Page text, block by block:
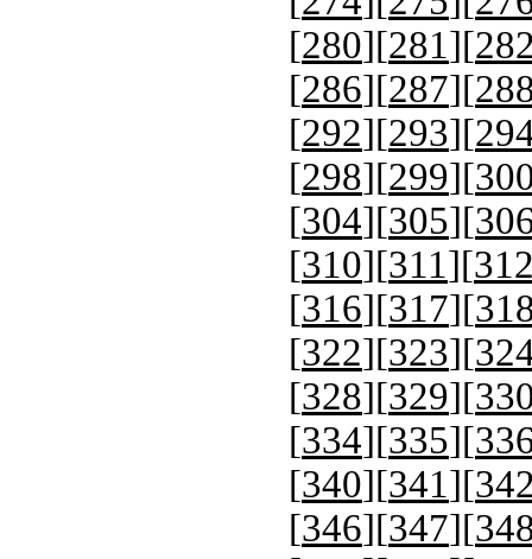
[280][281][
[286][287][
[292][293][
[298][299][
[304][305][
[310][311][
[316][317][
[322][323][
[328][329][
[334][335][
[340][341][
[346][347][